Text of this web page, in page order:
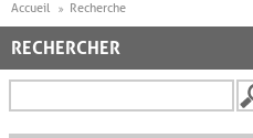
Accueil Recherche
RECHERCHER